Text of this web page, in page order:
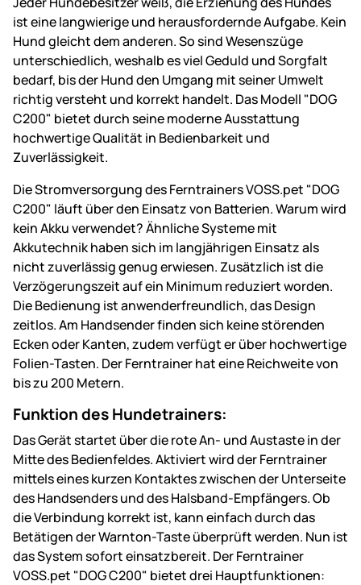
ist eine langwierige und herausfordernde Aufgabe. Kein
Hund gleicht dem anderen. So sind Wesenszüge
unterschiedlich, weshalb es viel Geduld und Sorgfalt
bedarf, bis der Hund den Umgang mit seiner Umwelt
richtig versteht und korrekt handelt. Das Modell "DOG
C200" bietet durch seine moderne Ausstattung
hochwertige Qualität in Bedienbarkeit und
Zuverlässigkeit.
Die Stromversorgung des Ferntrainers VOSS.pet "DOG
C200" läuft über den Einsatz von Batterien. Warum wird
kein Akku verwendet? Ähnliche Systeme mit
Akkutechnik haben sich im langjährigen Einsatz als
nicht zuverlässig genug erwiesen. Zusätzlich ist die
Verzögerungszeit auf ein Minimum reduziert worden.
Die Bedienung ist anwenderfreundlich, das Design
zeitlos. Am Handsender finden sich keine störenden
Ecken oder Kanten, zudem verfügt er über hochwertige
Folien-Tasten. Der Ferntrainer hat eine Reichweite von
bis zu 200 Metern.
Funktion des Hundetrainers:
Das Gerät startet über die rote An- und Austaste in der
Mitte des Bedienfeldes. Aktiviert wird der Ferntrainer
mittels eines kurzen Kontaktes zwischen der Unterseite
des Handsenders und des Halsband-Empfängers. Ob
die Verbindung korrekt ist, kann einfach durch das
Betätigen der Warnton-Taste überprüft werden. Nun ist
das System sofort einsatzbereit. Der Ferntrainer
VOSS.pet "DOG C200" bietet drei Hauptfunktionen: